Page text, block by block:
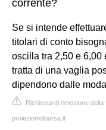
corrente?
Se si intende
titolari di conto
oscilla tra 2,50 e 6,00
tratta di una vaglia
dipendono dalle
Richiesta di rimozione della
proiezionidiborsa.it